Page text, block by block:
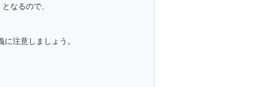
なるので、
注意しましょう。